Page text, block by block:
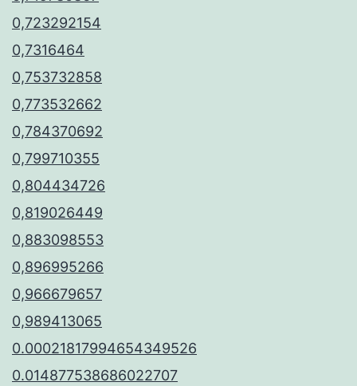
0,723292154
0,7316464
0,753732858
0,773532662
0,784370692
0,799710355
0,804434726
0,819026449
0,883098553
0,896995266
0,966679657
0,989413065
0.00021817994654349526
0.014877538686022707